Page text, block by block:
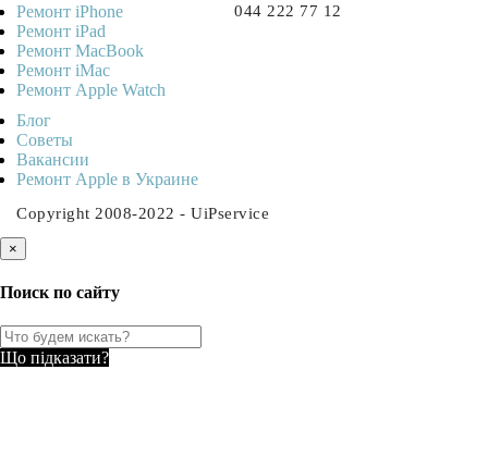
044 222 77 12
Ремонт iPhone
Ремонт iPad
Ремонт MacBook
Ремонт iMac
Ремонт Apple Watch
Блог
Советы
Ваканcии
Ремонт Apple в Украине
Copyright 2008-2022 - UiPservice
×
Поиск по сайту
Що підказати?